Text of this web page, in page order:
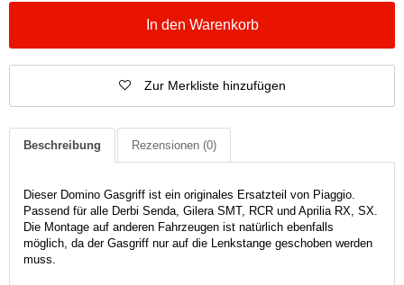
In den Warenkorb
Zur Merkliste hinzufügen
Beschreibung Rezensionen (0)
Dieser Domino Gasgriff ist ein originales Ersatzteil von Piaggio.
Passend für alle Derbi Senda, Gilera SMT, RCR und Aprilia RX, SX.
Die Montage auf anderen Fahrzeugen ist natürlich ebenfalls
möglich, da der Gasgriff nur auf die Lenkstange geschoben werden
muss.